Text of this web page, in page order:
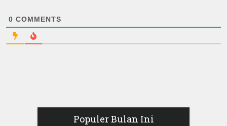
0 COMMENTS
Populer Bulan Ini